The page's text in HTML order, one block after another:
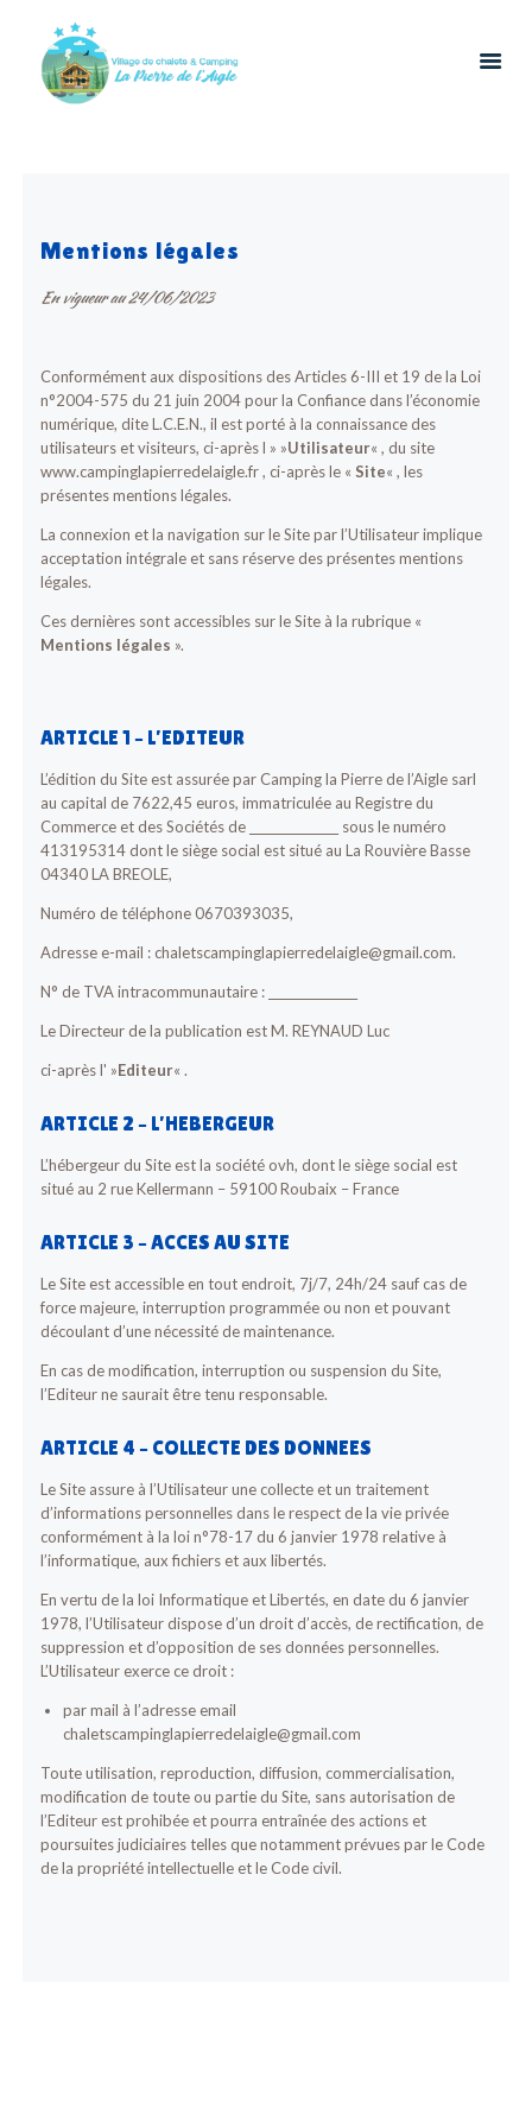
RESTAURATION
LOISIRS
Mentions légales
En vigueur au 24/06/2023
Conformément aux dispositions des Articles 6-III et 19 de la Loi
n°2004-575 du 21 juin 2004 pour la Confiance dans l’économie
numérique, dite L.C.E.N., il est porté à la connaissance des
utilisateurs et visiteurs, ci-après l » »Utilisateur« , du site
www.campinglapierredelaigle.fr , ci-après le « Site« , les
présentes mentions légales.
La connexion et la navigation sur le Site par l’Utilisateur implique
acceptation intégrale et sans réserve des présentes mentions
légales.
Ces dernières sont accessibles sur le Site à la rubrique «
Mentions légales ».
ARTICLE 1 – L’EDITEUR
L’édition du Site est assurée par Camping la Pierre de l’Aigle sarl
au capital de 7622,45 euros, immatriculée au Registre du
Commerce et des Sociétés de _______________ sous le numéro
413195314 dont le siège social est situé au La Rouvière Basse
04340 LA BREOLE,
Numéro de téléphone 0670393035,
Adresse e-mail : chaletscampinglapierredelaigle@gmail.com.
N° de TVA intracommunautaire : _______________
Le Directeur de la publication est M. REYNAUD Luc
ci-après l' »Editeur« .
ARTICLE 2 – L’HEBERGEUR
L’hébergeur du Site est la société ovh, dont le siège social est
situé au 2 rue Kellermann – 59100 Roubaix – France
ARTICLE 3 – ACCES AU SITE
Le Site est accessible en tout endroit, 7j/7, 24h/24 sauf cas de
force majeure, interruption programmée ou non et pouvant
découlant d’une nécessité de maintenance.
En cas de modification, interruption ou suspension du Site,
l’Editeur ne saurait être tenu responsable.
ARTICLE 4 – COLLECTE DES DONNEES
Le Site assure à l’Utilisateur une collecte et un traitement
d’informations personnelles dans le respect de la vie privée
conformément à la loi n°78-17 du 6 janvier 1978 relative à
l’informatique, aux fichiers et aux libertés.
En vertu de la loi Informatique et Libertés, en date du 6 janvier
1978, l’Utilisateur dispose d’un droit d’accès, de rectification, de
suppression et d’opposition de ses données personnelles.
L’Utilisateur exerce ce droit :
par mail à l’adresse email
chaletscampinglapierredelaigle@gmail.com
Toute utilisation, reproduction, diffusion, commercialisation,
modification de toute ou partie du Site, sans autorisation de
l’Editeur est prohibée et pourra entraînée des actions et
poursuites judiciaires telles que notamment prévues par le Code
de la propriété intellectuelle et le Code civil.